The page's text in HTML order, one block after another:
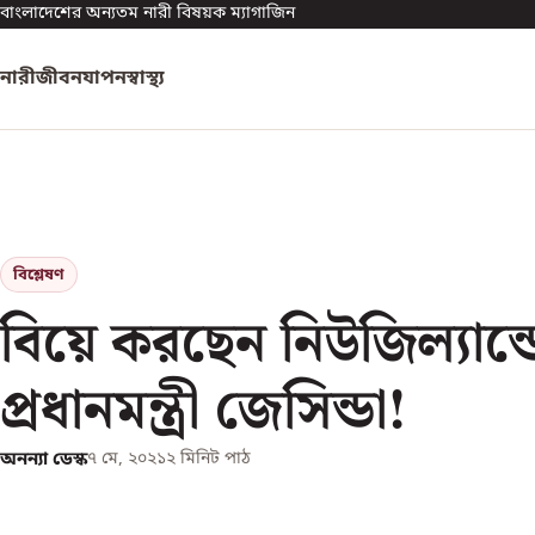
বাংলাদেশের অন্যতম নারী বিষয়ক ম্যাগাজিন
নারীজীবনযাপনস্বাস্থ্য
বিশ্লেষণ
বিয়ে করছেন
প্রধানমন্ত্রী জেসিন্ডা!
অনন্যা ডেস্ক৭ মে, ২০২১২ মিনিট পাঠ